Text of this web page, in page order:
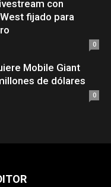
con
fijado para
0
Mobile Giant
de dólares
0